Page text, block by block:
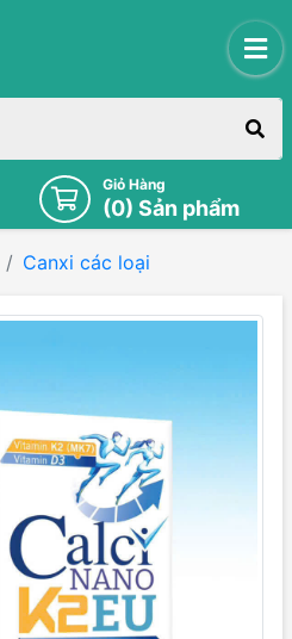
Giỏ Hàng
(0) Sản phẩm
Canxi các loại